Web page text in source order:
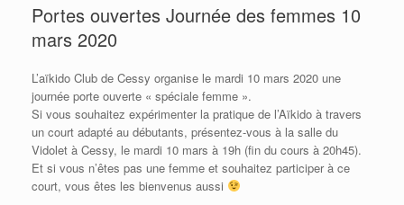
Portes ouvertes Journée des femmes 10
mars 2020
L’aïkido Club de Cessy organise le mardi 10 mars 2020 une
journée porte ouverte « spéciale femme ».
Si vous souhaitez expérimenter la pratique de l’Aïkido à travers
un court adapté au débutants, présentez-vous à la salle du
Vidolet à Cessy, le mardi 10 mars à 19h (fin du cours à 20h45).
Et si vous n’êtes pas une femme et souhaitez participer à ce
court, vous êtes les bienvenus aussi